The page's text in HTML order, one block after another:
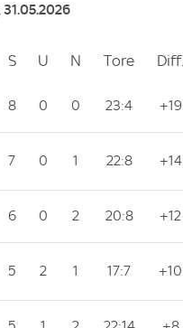
SSiege
U Unentschieden
N Niederlagen
Tore ToreDiff.
8 0 0 23:4 +19
7 0 1 22:8 +14
6 0 2 20:8 +12
5 2 1 17:7 +10